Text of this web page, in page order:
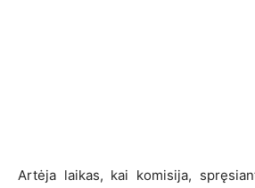
Artėja laikas, kai komisija,